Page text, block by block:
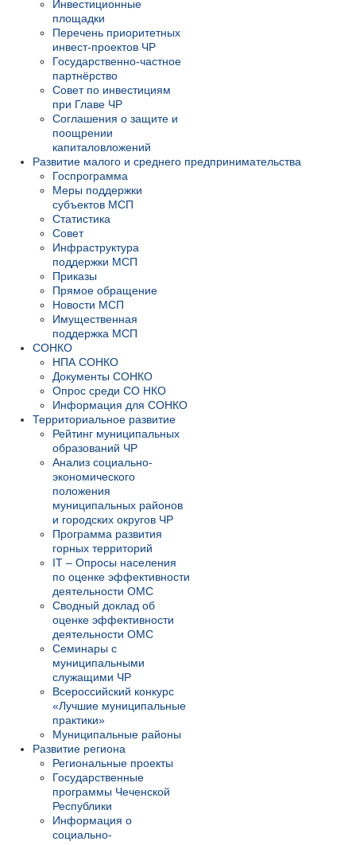
Инвестиционные
площадки
Перечень приоритетных
инвест-проектов ЧР
Государственно-частное
партнёрство
Совет по инвестициям
при Главе ЧР
Соглашения о защите и
поощрении
капиталовложений
Развитие малого и среднего предпринимательства
Госпрограмма
Меры поддержки
субъектов МСП
Статистика
Совет
Инфраструктура
поддержки МСП
Приказы
Прямое обращение
Новости МСП
Имущественная
поддержка МСП
СОНКО
НПА СОНКО
Документы СОНКО
Опрос среди СО НКО
Информация для СОНКО
Территориальное развитие
Рейтинг муниципальных
образований ЧР
Анализ социально-
экономического
положения
муниципальных районов
и городских округов ЧР
Программа развития
горных территорий
IT – Опросы населения
по оценке эффективности
деятельности ОМС
Сводный доклад об
оценке эффективности
деятельности ОМС
Семинары с
муниципальными
служащими ЧР
Всероссийский конкурс
«Лучшие муниципальные
практики»
Муниципальные районы
Развитие региона
Региональные проекты
Государственные
программы Чеченской
Республики
Информация о
социально-